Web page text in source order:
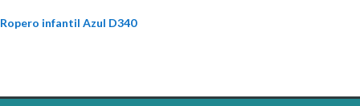
Ropero infantil Azul D340